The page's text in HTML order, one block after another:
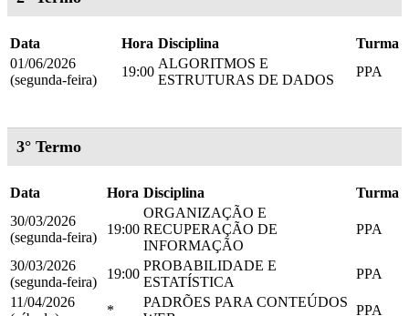
Data Hora Disciplina
Turma
01/06/2026
(segunda-feira)
19:00
ALGORITMOS E
ESTRUTURAS DE DADOS
PPA
3° Termo
Data Hora Disciplina
Turma
30/03/2026
(segunda-feira)
19:00
ORGANIZAÇÃO E
RECUPERAÇÃO DE
INFORMAÇÃO
PPA
30/03/2026
(segunda-feira)
19:00
PROBABILIDADE E
ESTATÍSTICA
PPA
11/04/2026
*
PADRÕES PARA CONTEÚDOS
PPA